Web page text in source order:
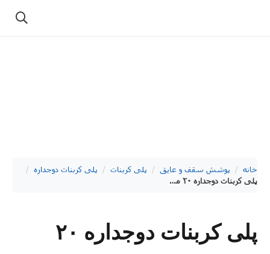
خانه / پوشش سقف و عایق / پلی کربنات / پلی کربنات دوجداره /
پلی کربنات دوجداره ۲۰ میلی متر ۴۰ کیلویی دودی آیدا پلاستیک
پلی کربنات دوجداره ۲۰